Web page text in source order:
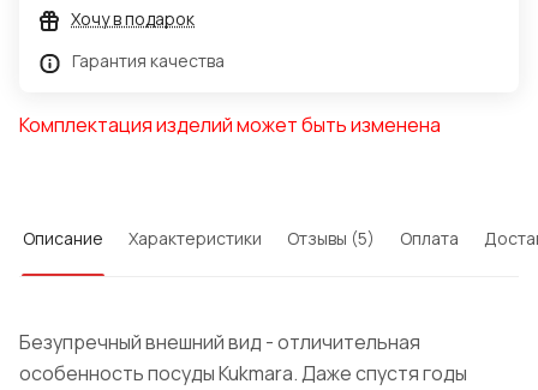
Хочу в подарок
Гарантия качества
Комплектация изделий может быть изменена
Описание Характеристики Отзывы (5) Оплата
Безупречный внешний вид - отличительная
особенность посудыKukmara. Даже спустя годы